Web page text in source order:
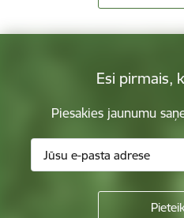
Esi pirmais,
Piesakies jaunumu